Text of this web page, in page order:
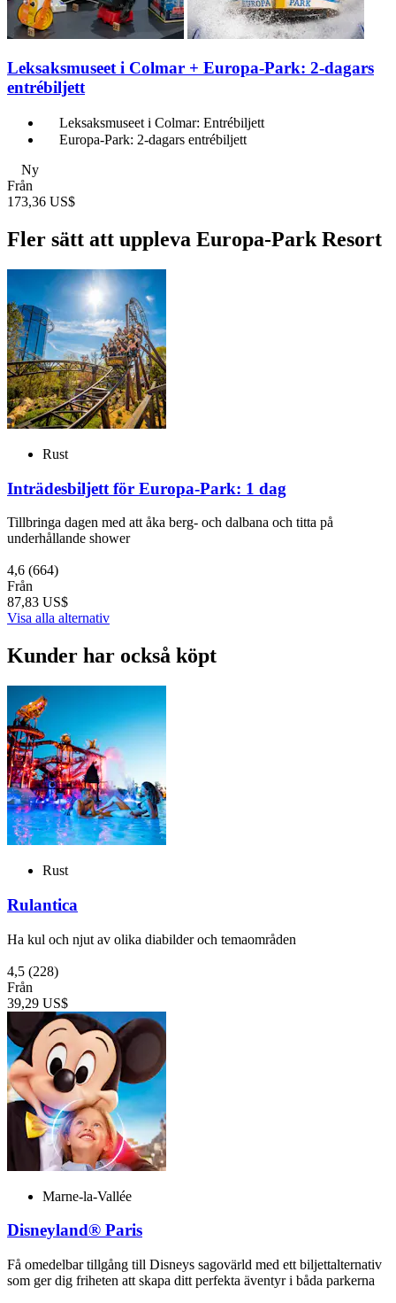
Leksaksmuseet i Colmar + Europa-Park: 2-dagars
entrébiljett
Leksaksmuseet i Colmar: Entrébiljett
Europa-Park: 2-dagars entrébiljett
Ny
Från
173,36 US$
Fler sätt att uppleva Europa-Park Resort
Rust
Inträdesbiljett för Europa-Park: 1 dag
Tillbringa dagen med att åka berg- och dalbana och titta på
underhållande shower
4,6 (664)
Från
87,83 US$
Visa alla alternativ
Kunder har också köpt
Rust
Rulantica
Ha kul och njut av olika diabilder och temaområden
4,5 (228)
Från
39,29 US$
Marne-la-Vallée
Disneyland® Paris
Få omedelbar tillgång till Disneys sagovärld med ett biljettalternativ
som ger dig friheten att skapa ditt perfekta äventyr i båda parkerna